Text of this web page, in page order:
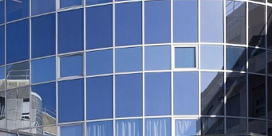
Nos projets
Notre offre de service